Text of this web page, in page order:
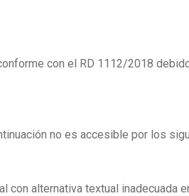
con el RD 1112/2018
no es accesible por los
con alternativa textual inadecuada